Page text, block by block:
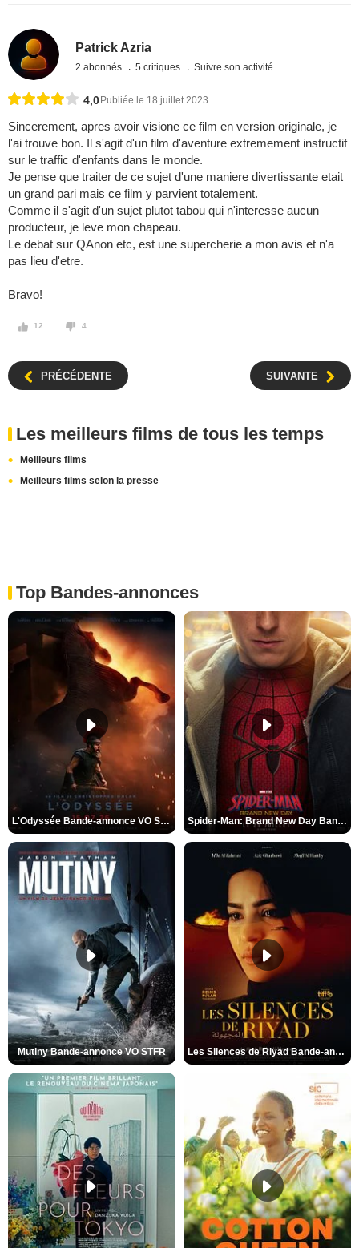
Patrick Azria
2 abonnés 5 critiques Suivre son activité
4,0 Publiée le 18 juillet 2023
Sincerement, apres avoir visione ce film en version originale, je
l'ai trouve bon. Il s'agit d'un film d'aventure extremement instructif
sur le traffic d'enfants dans le monde.
Je pense que traiter de ce sujet d'une maniere divertissante etait
un grand pari mais ce film y parvient totalement.
Comme il s'agit d'un sujet plutot tabou qui n'interesse aucun
producteur, je leve mon chapeau.
Le debat sur QAnon etc, est une supercherie a mon avis et n'a
pas lieu d'etre.
Bravo!
12 4
PRÉCÉDENTE SUIVANTE
Les meilleurs films de tous les temps
Meilleurs films
Meilleurs films selon la presse
Top Bandes-annonces
L'Odyssée Bande-annonce VO STFR Spider-Man: Brand New Day Bande-annonce VO STFR
Mutiny Bande-annonce VO STFR Les Silences de Riyad Bande-annonce VO STFR